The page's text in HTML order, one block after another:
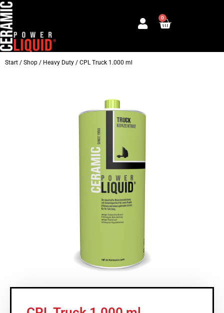
Zum
Inhalt
springen
0
Warenkorb
Start / Shop / Heavy Duty / CPL Truck 1.000 ml